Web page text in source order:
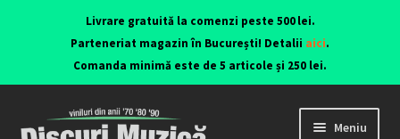
Livrare gratuită la comenzi peste 500 lei.
Parteneriat magazin în București! Detalii aici.
Comanda minimă este de 5 articole și 250 lei.
Meniu